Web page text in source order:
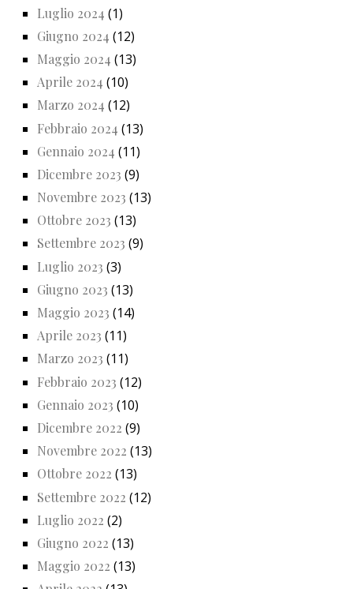
Luglio 2024 (1)
Giugno 2024 (12)
Maggio 2024 (13)
Aprile 2024 (10)
Marzo 2024 (12)
Febbraio 2024 (13)
Gennaio 2024 (11)
Dicembre 2023 (9)
Novembre 2023 (13)
Ottobre 2023 (13)
Settembre 2023 (9)
Luglio 2023 (3)
Giugno 2023 (13)
Maggio 2023 (14)
Aprile 2023 (11)
Marzo 2023 (11)
Febbraio 2023 (12)
Gennaio 2023 (10)
Dicembre 2022 (9)
Novembre 2022 (13)
Ottobre 2022 (13)
Settembre 2022 (12)
Luglio 2022 (2)
Giugno 2022 (13)
Maggio 2022 (13)